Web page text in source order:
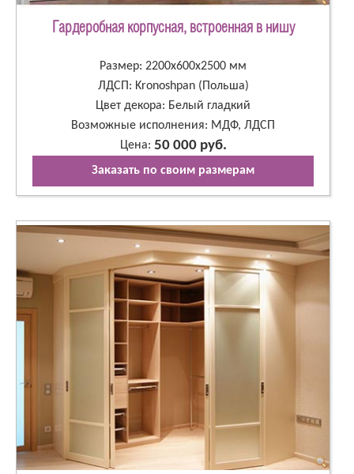
Гардеробная корпусная, встроенная в нишу
Размер: 2200х600х2500 мм
ЛДСП: Kronoshpan (Польша)
Цвет декора: Белый гладкий
Возможные исполнения: МДФ, ЛДСП
Цена: 50 000 руб.
Заказать по своим размерам